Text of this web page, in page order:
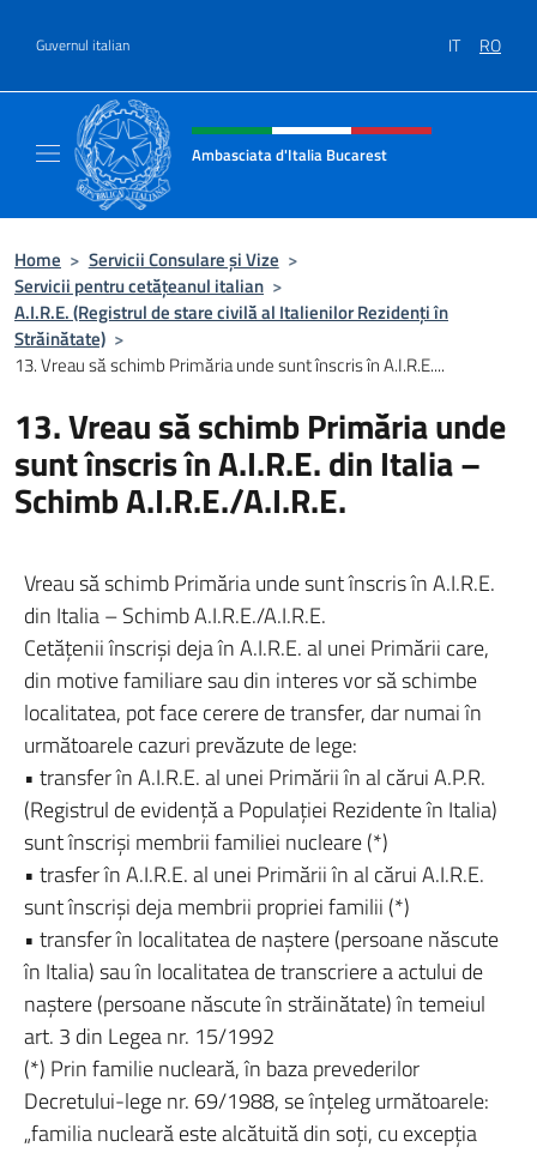
Guvernul italian IT RO
Header, social and menu of site
Ambasciata d'Italia Bucarest
Home > Servicii Consulare și Vize >
Servicii pentru cetățeanul italian >
A.I.R.E. (Registrul de stare civilă al Italienilor Rezidenţi în
Străinătate) >
13. Vreau să schimb Primăria unde sunt înscris în A.I.R.E....
13. Vreau să schimb Primăria unde
sunt înscris în A.I.R.E. din Italia –
Schimb A.I.R.E./A.I.R.E.
Vreau să schimb Primăria unde sunt înscris în A.I.R.E.
din Italia – Schimb A.I.R.E./A.I.R.E.
Cetăţenii înscrişi deja în A.I.R.E. al unei Primării care,
din motive familiare sau din interes vor să schimbe
localitatea, pot face cerere de transfer, dar numai în
următoarele cazuri prevăzute de lege:
• transfer în A.I.R.E. al unei Primării în al cărui A.P.R.
(Registrul de evidenţă a Populaţiei Rezidente în Italia)
sunt înscrişi membrii familiei nucleare (*)
• trasfer în A.I.R.E. al unei Primării în al cărui A.I.R.E.
sunt înscrişi deja membrii propriei familii (*)
• transfer în localitatea de naştere (persoane născute
în Italia) sau în localitatea de transcriere a actului de
naştere (persoane născute în străinătate) în temeiul
art. 3 din Legea nr. 15/1992
(*) Prin familie nucleară, în baza prevederilor
Decretului-lege nr. 69/1988, se înţeleg următoarele:
„familia nucleară este alcătuită din soţi, cu excepţia